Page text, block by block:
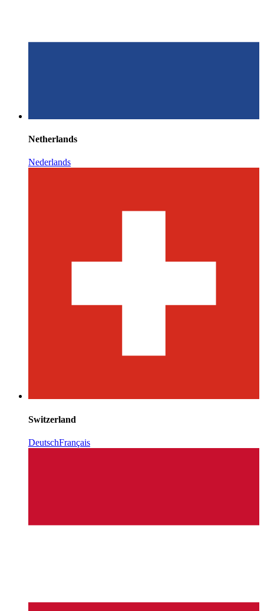
Netherlands
Nederlands
Switzerland
DeutschFrançais